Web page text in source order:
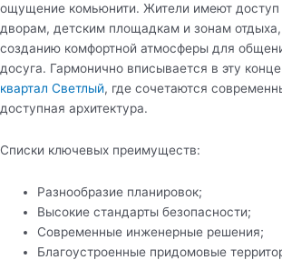
ощущение комьюнити. Жители имеют доступ
дворам, детским площадкам и зонам отдыха,
созданию комфортной атмосферы для
досуга. Гармонично вписывается в эту
квартал Светлый, где сочетаются
доступная архитектура.
Списки ключевых преимуществ:
Разнообразие планировок;
Высокие стандарты безопасности;
Современные инженерные решения;
Благоустроенные придомовые